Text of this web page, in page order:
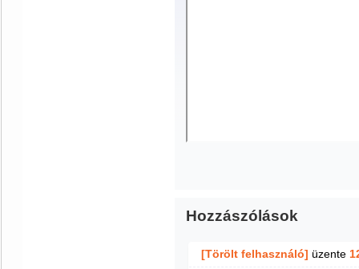
Hozzászólások
[Törölt felhasználó] üzente